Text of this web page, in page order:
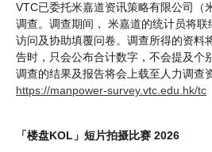
VTC已委托米嘉道资讯策略有限公司（
调查。调查期间， 米嘉道的统计员将
访问及协助填覆问卷。调查所得的资料
告时，只会公布合计数字，不会提及个
调查的结果及报告将会上载至人力调查
https://manpower-survey.vtc.edu.hk/tc
「楼盘KOL」短片拍摄比赛 2026